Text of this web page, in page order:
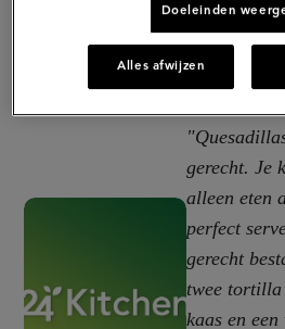
gerecht. Je
alleen eten
perfect
gerecht
twee
kaas en
Doeleinden
Alles afwijzen